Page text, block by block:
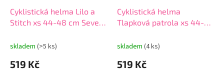
Cyklistická helma Lilo a
Stitch xs 44-48 cm Seven
skladem (>5 ks)
519 Kč
Cyklistická helma
Tlapková patrola xs 44-48
modrá boy
skladem (4 ks)
519 Kč